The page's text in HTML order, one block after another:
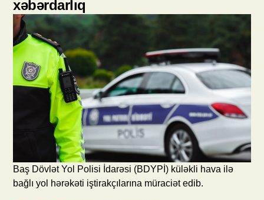
xəbərdarlıq
Baş Dövlət Yol Polisi İdarəsi (BDYPİ) küləkli hava ilə
bağlı yol hərəkəti iştirakçılarına müraciət edib.